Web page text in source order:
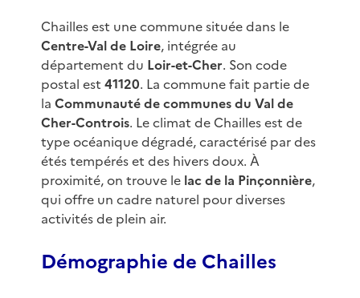
Chailles est une commune située dans le
Centre-Val de Loire, intégrée au
département du Loir-et-Cher. Son code
postal est 41120. La commune fait partie de
la Communauté de communes du Val de
Cher-Controis. Le climat de Chailles est de
type océanique dégradé, caractérisé par des
étés tempérés et des hivers doux. À
proximité, on trouve le lac de la Pinçonnière,
qui offre un cadre naturel pour diverses
activités de plein air.
Démographie de Chailles